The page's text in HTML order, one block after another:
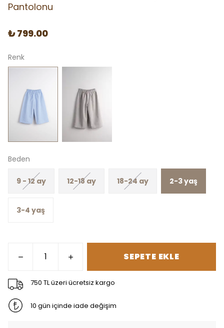
Pantolonu
₺ 799.00
Renk
Beden
9 - 12 ay 12-18 ay 18-24 ay 2-3 yaş
3-4 yaş
SEPETE EKLE
750 TL üzeri ücretsiz kargo
10 gün içinde iade değişim